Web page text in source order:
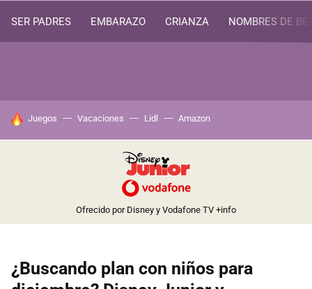
SER PADRES EMBARAZO CRIANZA NOMBRES DE
HOY SE HABLA DE
Juegos Vacaciones Lidl Amazon
Ofrecido por Disney y Vodafone TV +info
¿Buscando plan con niños para